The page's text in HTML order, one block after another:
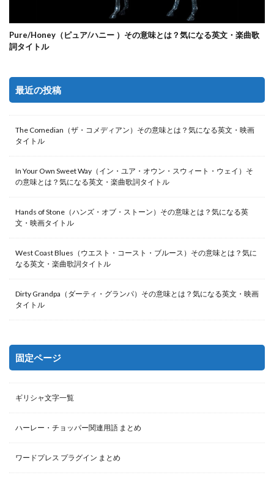
Pure/Honey（ピュア/ハニー ）その意味とは？気になる英文・楽曲歌
詞タイトル
最近の投稿
The Comedian（ザ・コメディアン）その意味とは？気になる英文・映画
タイトル
In Your Own Sweet Way（イン・ユア・オウン・スウィート・ウェイ）そ
の意味とは？気になる英文・楽曲歌詞タイトル
Hands of Stone（ハンズ・オブ・ストーン）その意味とは？気になる英
文・映画タイトル
West Coast Blues（ウエスト・コースト・ブルース）その意味とは？気に
なる英文・楽曲歌詞タイトル
Dirty Grandpa（ダーティ・グランパ）その意味とは？気になる英文・映画
タイトル
固定ページ
ギリシャ文字一覧
ハーレー・チョッパー関連用語 まとめ
ワードプレス プラグイン まとめ